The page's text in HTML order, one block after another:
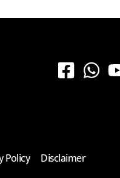
Policy Disclaimer